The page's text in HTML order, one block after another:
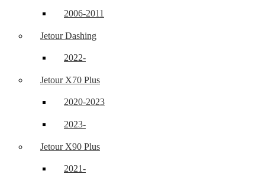
2006-2011
Jetour Dashing
2022-
Jetour X70 Plus
2020-2023
2023-
Jetour X90 Plus
2021-